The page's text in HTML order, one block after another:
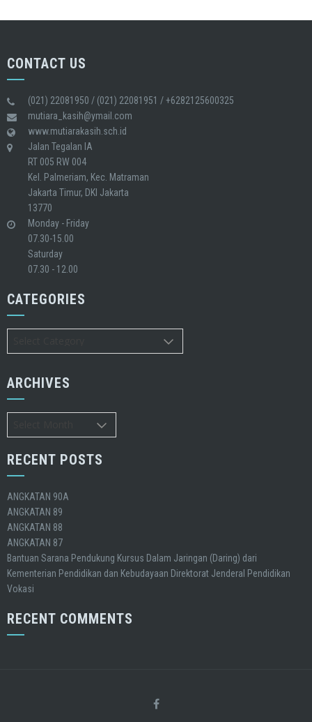
CONTACT US
(021) 22081950 / (021) 22081951 / +6282125600325
mutiara_kasih@ymail.com
www.mutiarakasih.sch.id
Jalan Tegalan IA
RT 005 RW 004
Kel. Palmeriam, Kec. Matraman
Jakarta Timur, DKI Jakarta
13770
Monday - Friday
07.30-15.00
Saturday
07.30 - 12.00
CATEGORIES
ARCHIVES
RECENT POSTS
ANGKATAN 90A
ANGKATAN 89
ANGKATAN 88
ANGKATAN 87
Bantuan Sarana Pendukung Kursus Dalam Jaringan (Daring) dari
Kementerian Pendidikan dan Kebudayaan Direktorat Jenderal Pendidikan
Vokasi
RECENT COMMENTS